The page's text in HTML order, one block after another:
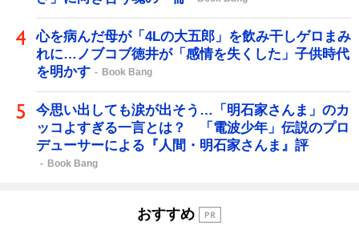
心を病んだ母が「4Lの大五郎」を飲み干しゲロまみ
れに…ノブコブ徳井が「感情を失くした」子供時代
を明かす
Book Bang
今思い出しても涙が出そう…「明石家さんま」のカ
ッコよすぎる一言とは？ 「電波少年」伝説のプロ
デューサーによる『人間・明石家さんま』評
Book Bang
おすすめ